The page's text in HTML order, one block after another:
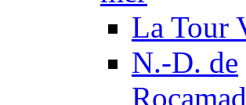
La Tour
N.-D. de